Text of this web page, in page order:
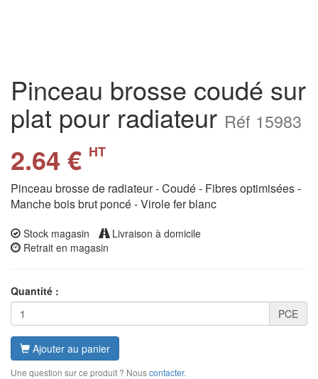
Pinceau brosse coudé sur
plat pour radiateur Réf 15983
2.64 € HT
Pinceau brosse de radiateur - Coudé - Fibres optimisées -
Manche bois brut poncé - Virole fer blanc
Stock magasin
Livraison à domicile
Retrait en magasin
Quantité :
PCE
Ajouter au panier
Une question sur ce produit ? Nouscontacter.